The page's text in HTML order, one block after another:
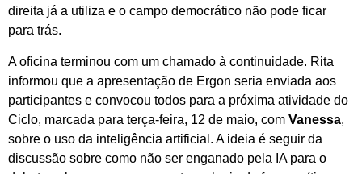
direita já a utiliza e o campo democrático não pode ficar
para trás.
A oficina terminou com um chamado à continuidade. Rita
informou que a apresentação de Ergon seria enviada aos
participantes e convocou todos para a próxima atividade do
Ciclo, marcada para terça-feira, 12 de maio, com Vanessa,
sobre o uso da inteligência artificial. A ideia é seguir da
discussão sobre como não ser enganado pela IA para o